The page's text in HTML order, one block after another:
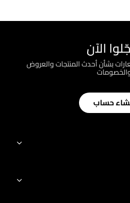
الآن
بشأن أحدث المنتجات والعروض
حساب